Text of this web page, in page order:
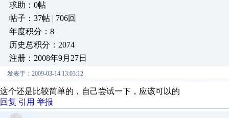
求助：0帖
帖子：37帖 | 706回
年度积分：8
历史总积分：2074
注册：2008年9月27日
发表于：2009-03-14 13:03:12
这个还是比较简单的，自己尝试一下，应该可以的
回复 引用 举报